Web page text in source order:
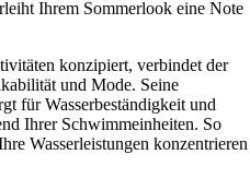
Ihrem Sommerlook eine Note
konzipiert, verbindet der
und Mode. Seine
für Wasserbeständigkeit und
Ihrer Schwimmeinheiten. So
Wasserleistungen konzentrieren